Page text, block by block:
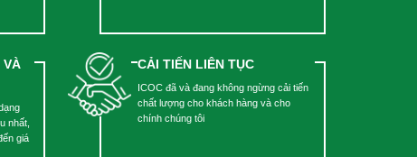
VÀ
nhất,
giá
CẢI TIẾN LIÊN TỤC
ICOC đã và đang không ngừng cải tiến
chất lượng cho khách hàng và cho
chính chúng tôi